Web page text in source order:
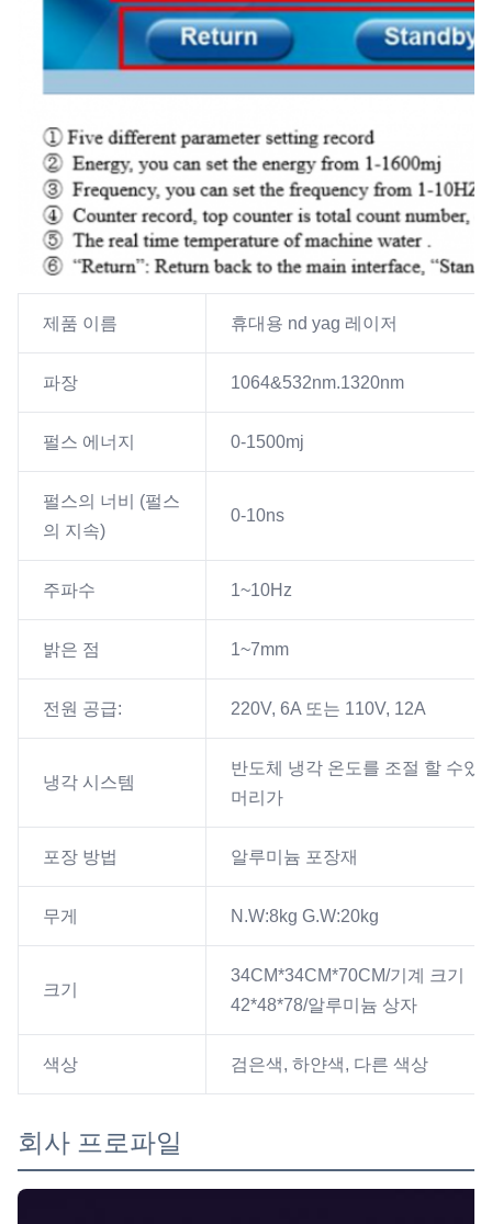
제품 이름 휴대용 nd yag 레이저
파장 1064&532nm.1320nm
펄스 에너지 0-1500mj
펄스의 너비 (펄스
의 지속)
0-10ns
주파수 1~10Hz
밝은 점 1~7mm
전원 공급: 220V, 6A 또는 110V, 12A
냉각 시스템
반도체 냉각 온도를 조절 할 수있
머리가
포장 방법 알루미늄 포장재
무게 N.W:8kg G.W:20kg
크기
34CM*34CM*70CM/기계 크기
42*48*78/알루미늄 상자
색상 검은색, 하얀색, 다른 색상
회사 프로파일